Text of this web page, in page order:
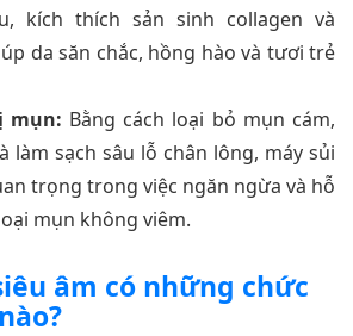
kích thích sản sinh collagen và
da săn chắc, hồng hào và tươi trẻ
mụn: Bằng cách loại bỏ mụn cám,
làm sạch sâu lỗ chân lông, máy sủi
trọng trong việc ngăn ngừa và hỗ
mụn không viêm.
âm có những chức